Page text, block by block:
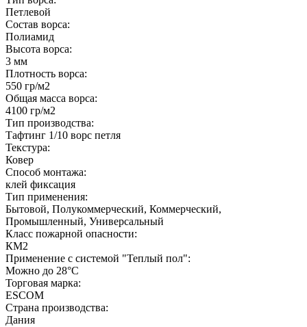
Петлевой
Состав ворса:
Полиамид
Высота ворса:
3 мм
Плотность ворса:
550 гр/м2
Общая масса ворса:
4100 гр/м2
Тип производства:
Тафтинг 1/10 ворс петля
Текстура:
Ковер
Способ монтажа:
клей фиксация
Тип применения:
Бытовой, Полукоммерческий, Коммерческий,
Промышленный, Универсальный
Класс пожарной опасности:
КМ2
Применение с системой "Теплый пол":
Можно до 28°С
Торговая марка:
ESCOM
Страна производства:
Дания